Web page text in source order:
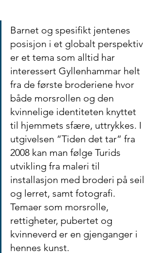
Barnet og spesifikt jentenes
posisjon i et globalt perspektiv
er et tema som alltid har
interessert Gyllenhammar helt
fra de første broderiene hvor
både morsrollen og den
kvinnelige identiteten knyttet
til hjemmets sfære, uttrykkes. I
utgivelsen ”Tiden det tar” fra
2008 kan man følge Turids
utvikling fra maleri til
installasjon med broderi på seil
og lerret, samt fotografi.
Temaer som morsrolle,
rettigheter, pubertet og
kvinneverd er en gjenganger i
hennes kunst.